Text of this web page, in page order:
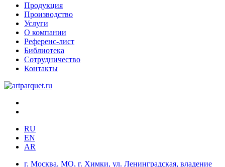
Продукция
Производство
Услуги
О компании
Референс-лист
Библиотека
Сотрудничество
Контакты
RU
EN
AR
г. Москва, МО, г. Химки, ул. Ленинградская, владение